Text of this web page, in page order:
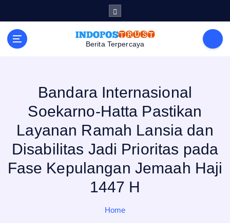
i
Berita Terpercaya
Bandara Internasional
Soekarno-Hatta Pastikan
Layanan Ramah Lansia dan
Disabilitas Jadi Prioritas pada
Fase Kepulangan Jemaah Haji
1447 H
Home